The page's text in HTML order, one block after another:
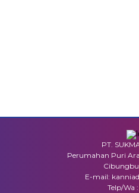
PT.
Perumahan Puri
E-mail:
Telp/Wa